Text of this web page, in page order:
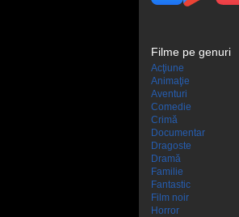
Filme pe genuri
Acţiune
Animaţie
Aventuri
Comedie
Crimă
Documentar
Dragoste
Dramă
Familie
Fantastic
Film noir
Horror